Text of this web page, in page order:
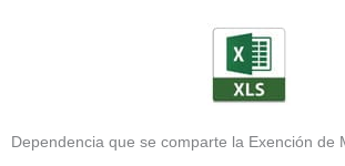
Dependencia que se comparte la Exención de